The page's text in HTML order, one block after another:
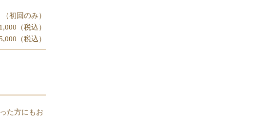
初回のみ）
（税込）
（税込）
た方にもお